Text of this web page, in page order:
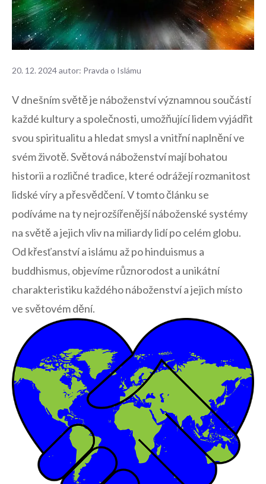
20. 12. 2024autor: Pravda o Islámu
V dnešním světě je náboženství významnou ​součástí
⁣každé kultury ‌a společnosti, umožňující ‌lidem ​vyjádřit
svou spiritualitu a hledat smysl a vnitřní naplnění ve‍
svém životě. Světová náboženství⁤ mají bohatou
‌historii a rozličné tradice, které odrážejí rozmanitost
⁢lidské víry ​a přesvědčení. V‌ tomto článku se
podíváme na ty nejrozšířenější náboženské systémy
na světě a jejich​ vliv‌ na miliardy‍ lidí ‌po celém globu.
Od ⁣křesťanství a islámu až po hinduismus a⁣
buddhismus, objevíme různorodost a unikátní
charakteristiku každého náboženství a ​jejich místo‌
ve světovém dění.